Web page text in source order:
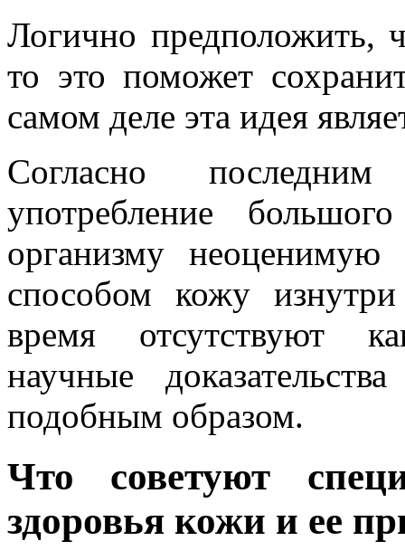
Логично предположить,
то это поможет
самом деле эта идея
Согласно
употребление
организму
способом кожу
время отсутствуют
научные
подобным образом.
Что советуют
здоровья кожи и ее